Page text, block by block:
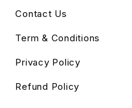
Contact Us
Term & Conditions
Privacy Policy
Refund Policy